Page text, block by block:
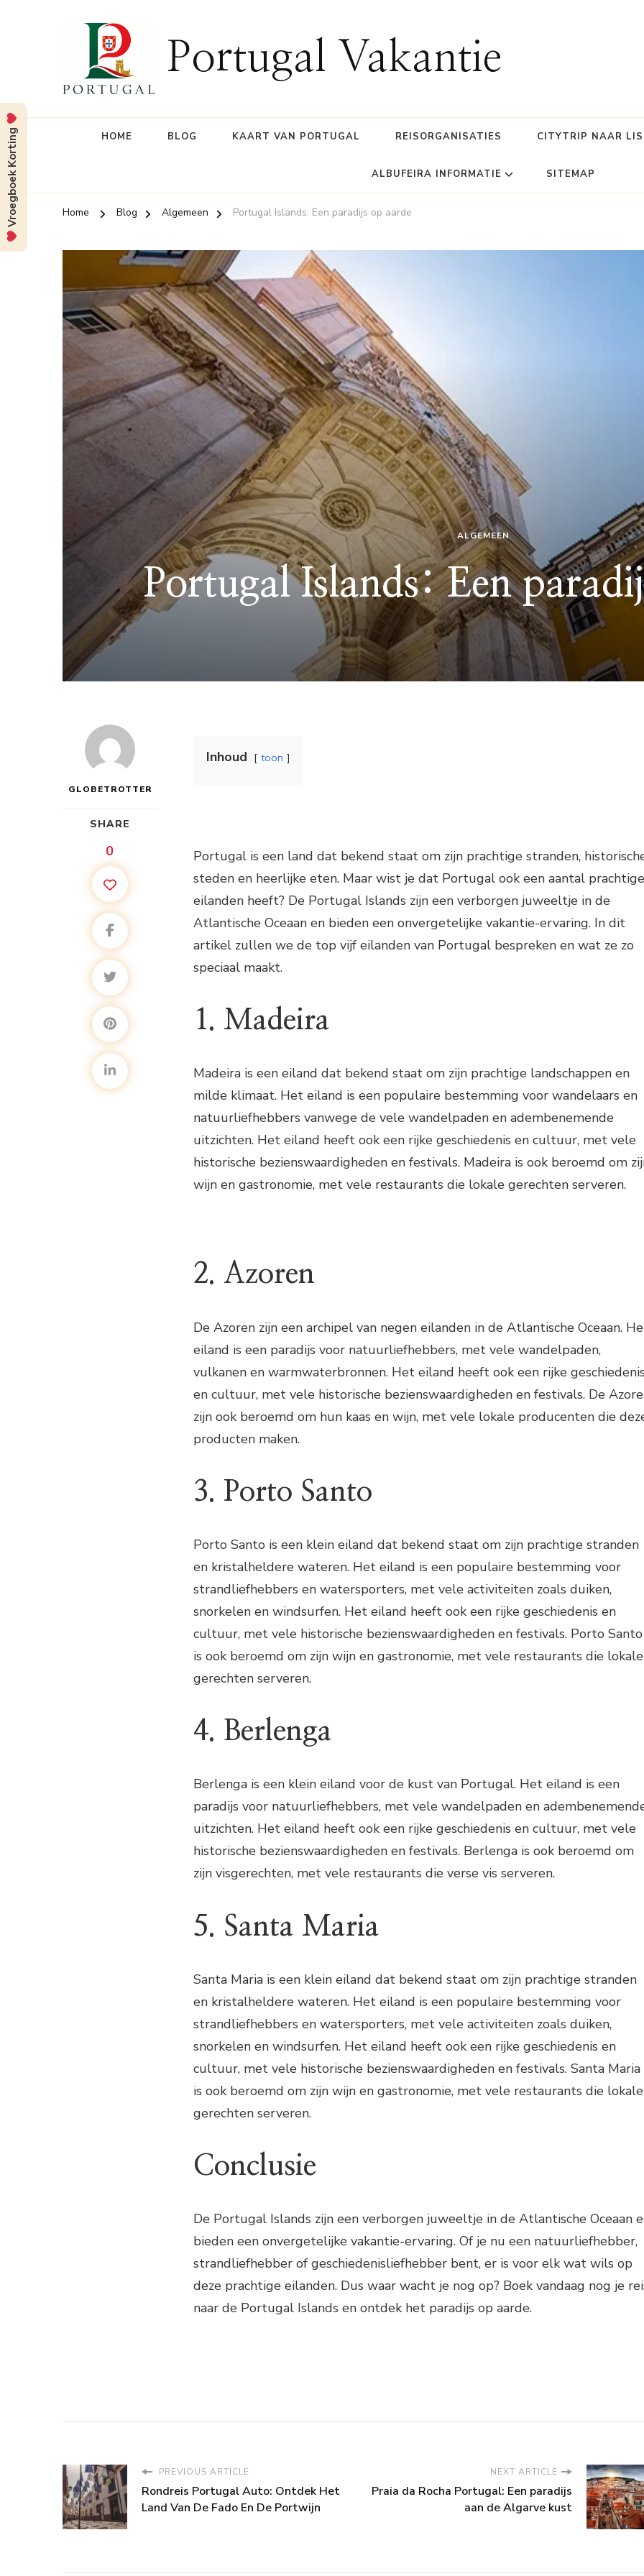
Portugal Vakantie
HOME BLOG KAART VAN PORTUGAL REISORGANISATIES CITYTRIP NAAR
ALBUFEIRA INFORMATIE SITEMAP
Home Blog Algemeen Portugal Islands: Een paradijs op aarde
ALGEMEEN
Portugal Islands: Een
GLOBETROTTER
SHARE
0
Inhoud toon
Portugal is een land dat bekend staat om zijn prachtige stranden,
steden en heerlijke eten. Maar wist je dat Portugal ook een aantal prachtige
eilanden heeft? De Portugal Islands zijn een verborgen juweeltje in de
Atlantische Oceaan en bieden een onvergetelijke vakantie-ervaring. In dit
artikel zullen we de top vijf eilanden van Portugal bespreken en wat ze zo
speciaal maakt.
1. Madeira
Madeira is een eiland dat bekend staat om zijn prachtige landschappen en
milde klimaat. Het eiland is een populaire bestemming voor wandelaars en
natuurliefhebbers vanwege de vele wandelpaden en adembenemende
uitzichten. Het eiland heeft ook een rijke geschiedenis en cultuur, met vele
historische bezienswaardigheden en festivals. Madeira is ook beroemd om
wijn en gastronomie, met vele restaurants die lokale gerechten serveren.
2. Azoren
De Azoren zijn een archipel van negen eilanden in de Atlantische Oceaan.
eiland is een paradijs voor natuurliefhebbers, met vele wandelpaden,
vulkanen en warmwaterbronnen. Het eiland heeft ook een rijke
en cultuur, met vele historische bezienswaardigheden en festivals. De
zijn ook beroemd om hun kaas en wijn, met vele lokale producenten die
producten maken.
3. Porto Santo
Porto Santo is een klein eiland dat bekend staat om zijn prachtige stranden
en kristalheldere wateren. Het eiland is een populaire bestemming voor
strandliefhebbers en watersporters, met vele activiteiten zoals duiken,
snorkelen en windsurfen. Het eiland heeft ook een rijke geschiedenis en
cultuur, met vele historische bezienswaardigheden en festivals. Porto Santo
is ook beroemd om zijn wijn en gastronomie, met vele restaurants die lokale
gerechten serveren.
4. Berlenga
Berlenga is een klein eiland voor de kust van Portugal. Het eiland is een
paradijs voor natuurliefhebbers, met vele wandelpaden en
uitzichten. Het eiland heeft ook een rijke geschiedenis en cultuur, met vele
historische bezienswaardigheden en festivals. Berlenga is ook beroemd om
zijn visgerechten, met vele restaurants die verse vis serveren.
5. Santa Maria
Santa Maria is een klein eiland dat bekend staat om zijn prachtige stranden
en kristalheldere wateren. Het eiland is een populaire bestemming voor
strandliefhebbers en watersporters, met vele activiteiten zoals duiken,
snorkelen en windsurfen. Het eiland heeft ook een rijke geschiedenis en
cultuur, met vele historische bezienswaardigheden en festivals. Santa Maria
is ook beroemd om zijn wijn en gastronomie, met vele restaurants die lokale
gerechten serveren.
Conclusie
De Portugal Islands zijn een verborgen juweeltje in de Atlantische Oceaan
bieden een onvergetelijke vakantie-ervaring. Of je nu een natuurliefhebber,
strandliefhebber of geschiedenisliefhebber bent, er is voor elk wat wils op
deze prachtige eilanden. Dus waar wacht je nog op? Boek vandaag nog je
naar de Portugal Islands en ontdek het paradijs op aarde.
PREVIOUS ARTICLE
Rondreis Portugal Auto: Ontdek Het
Land Van De Fado En De Portwijn
NEXT ARTICLE
Praia da Rocha Portugal: Een paradijs
aan de Algarve kust
Vroegboek Korting